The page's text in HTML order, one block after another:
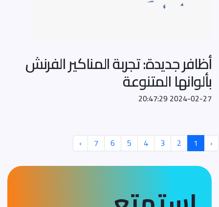
أظافر جديدة: تجربة المناكير الفرنش
بألوانها المتنوعة
2024-02-27 20:47:29
‹
1
2
3
4
5
6
7
›